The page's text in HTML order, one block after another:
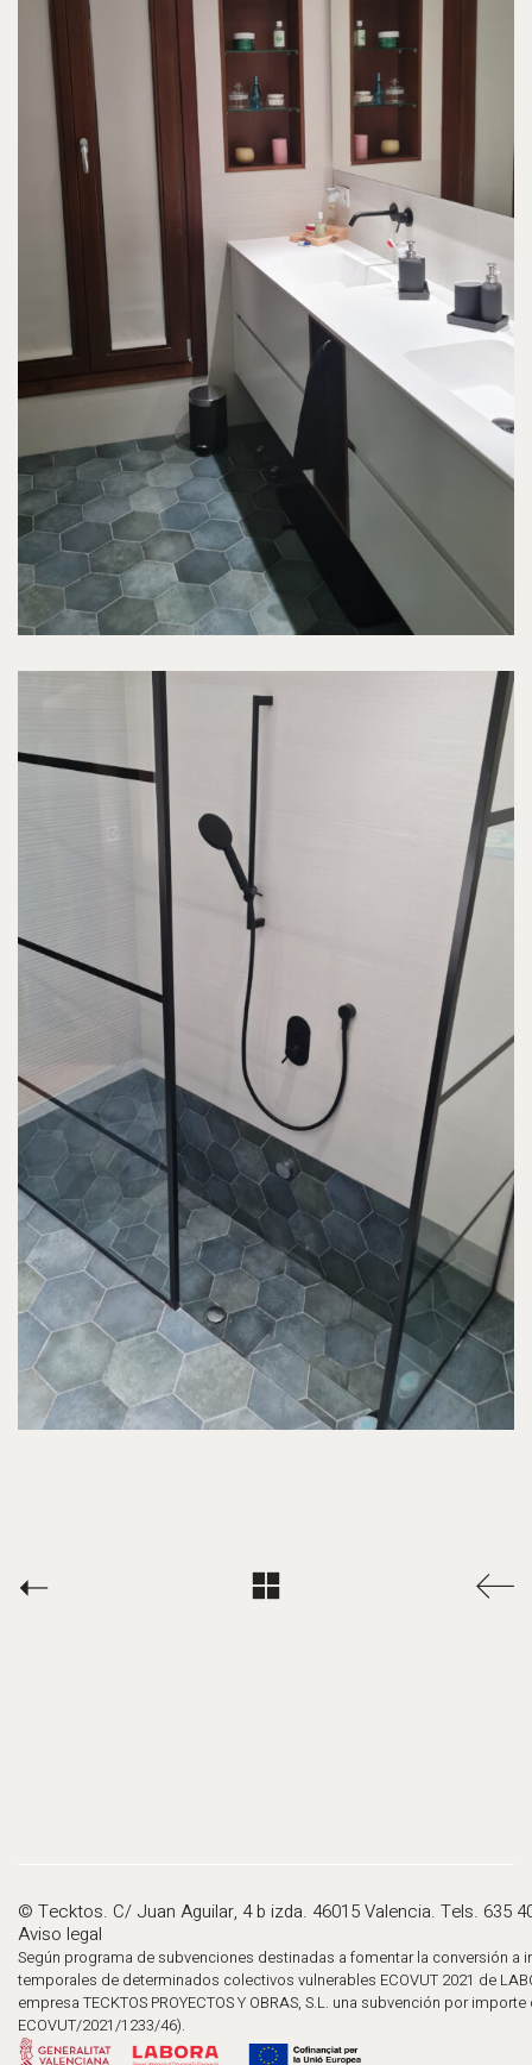
© Tecktos. C/ Juan Aguilar, 4 b izda. 46015 Valencia. Tels. 635
Aviso legal
Según programa de subvenciones destinadas a fomentar la conversión a
temporales de determinados colectivos vulnerables ECOVUT 2021 de
empresa TECKTOS PROYECTOS Y OBRAS, S.L. una subvención por
ECOVUT/2021/1233/46).